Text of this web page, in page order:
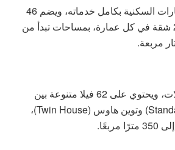
-كومبوند مخصص للعمارات السكنية بكامل خدماته، ويضم 46
عمارة سكنية، بواقع 20 شقة في كل عمارة، بمساحات تبدأ من
-كومبوند مخصص للفيلات، ويحتوي على 62 فيلا متنوعة بين
وحدات مستقلة (Standalone) وتوين هاوس (Twin House)،